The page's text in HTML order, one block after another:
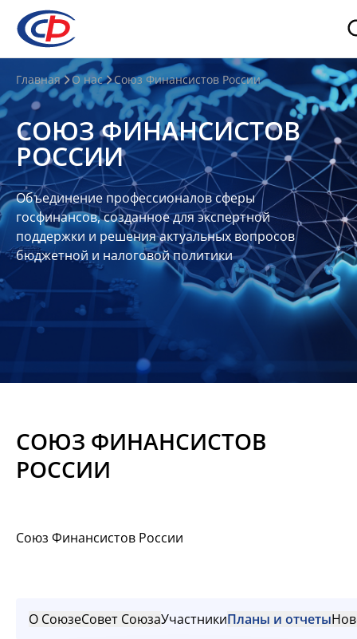
О
нас
О
СФР
Совет
Союза
Участники
Планы
отчеты
Контакты
Материалы
Главная О нас Союз Финансистов России
СОЮЗ ФИНАНСИСТОВ
РОССИИ
Объединение профессионалов сферы
госфинансов, созданное для экспертной
поддержки и решения актуальных вопросов
бюджетной и налоговой политики
СОЮЗ ФИНАНСИСТОВ
РОССИИ
Союз Финансистов России
О СоюзеСовет СоюзаУчастникиПланы и отчеты